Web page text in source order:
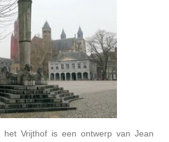
het Vrijthof is een ontwerp van Jean